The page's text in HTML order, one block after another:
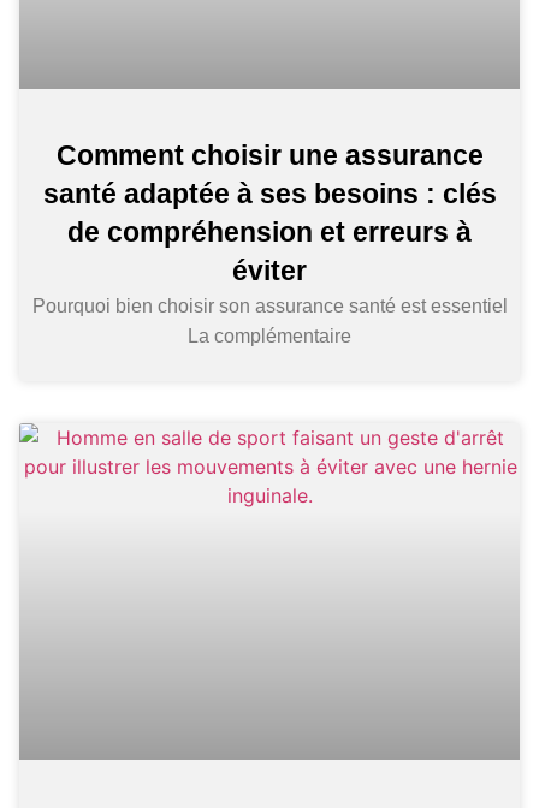
Comment choisir une assurance
santé adaptée à ses besoins : clés
de compréhension et erreurs à
éviter
Pourquoi bien choisir son assurance santé est essentiel
La complémentaire